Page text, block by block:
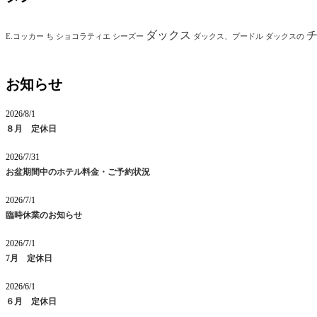
E.コッカー ち ショコラティエ シーズー ダックス ダックス、プードル ダックスの
お知らせ
2026/8/1
８月 定休日
2026/7/31
お盆期間中のホテル料金・ご予約状況
2026/7/1
臨時休業のお知らせ
2026/7/1
7月 定休日
2026/6/1
６月 定休日